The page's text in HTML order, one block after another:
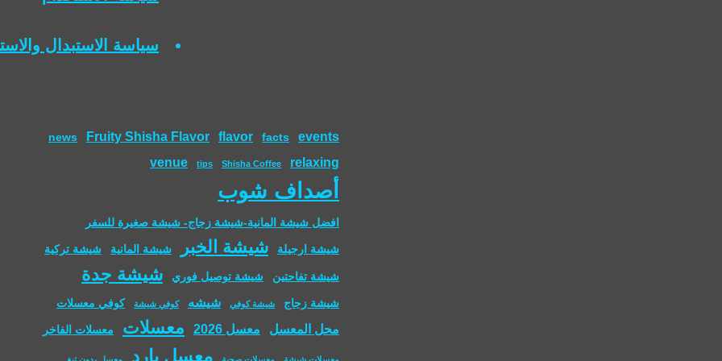
سياسة الاستبدال
events
facts
flavor
Fruity Shisha Flavor
news
relaxing
Shisha Coffee
tips
venue
أصداف شوب
افضل شيشة المانية-شيشة زجاج- شيشة صغيرة للسفر
شيشة ارجيلة شيشة الخبر شيشة المانية شيشة تركية
شيشة تفاحتين شيشة توصيل فوري شيشة جدة
شيشة زجاج شيشة كوفي شيشه كوفي شيشة كوفي معسلات
محل المعسل معسل 2026 معسلات معسلات الفاخر
معسل بارد